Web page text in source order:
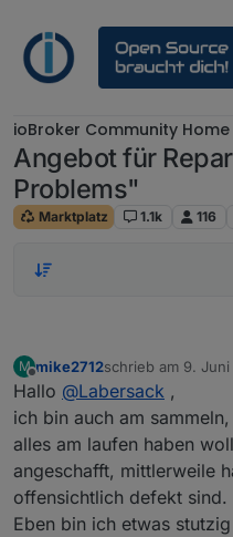
ioBroker Community Home
Angebot für
Problems"
Marktplatz 1.1k 116
M
Offline
mike2712schrieb am 9.
zuletzt editiert von
Hallo @Labersack ,
ich bin auch am
alles am laufen haben
angeschafft, mittlerweile
offensichtlich defekt sind.
Eben bin ich etwas